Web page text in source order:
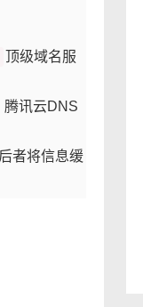
顶级域名服
腾讯云DNS
者将信息缓